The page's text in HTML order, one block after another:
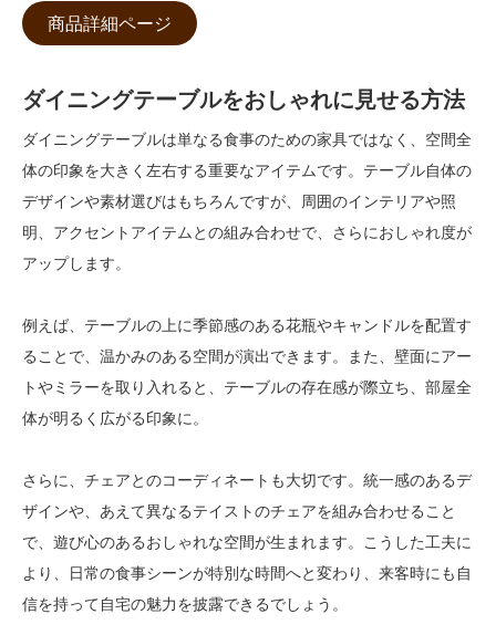
商品詳細ページ
ダイニングテーブルをおしゃれに見せる方法
ダイニングテーブルは単なる食事のための家具ではなく、空間全
体の印象を大きく左右する重要なアイテムです。テーブル自体の
デザインや素材選びはもちろんですが、周囲のインテリアや照
明、アクセントアイテムとの組み合わせで、さらにおしゃれ度が
アップします。
例えば、テーブルの上に季節感のある花瓶やキャンドルを配置す
ることで、温かみのある空間が演出できます。また、壁面にアー
トやミラーを取り入れると、テーブルの存在感が際立ち、部屋全
体が明るく広がる印象に。
さらに、チェアとのコーディネートも大切です。統一感のあるデ
ザインや、あえて異なるテイストのチェアを組み合わせること
で、遊び心のあるおしゃれな空間が生まれます。こうした工夫に
より、日常の食事シーンが特別な時間へと変わり、来客時にも自
信を持って自宅の魅力を披露できるでしょう。